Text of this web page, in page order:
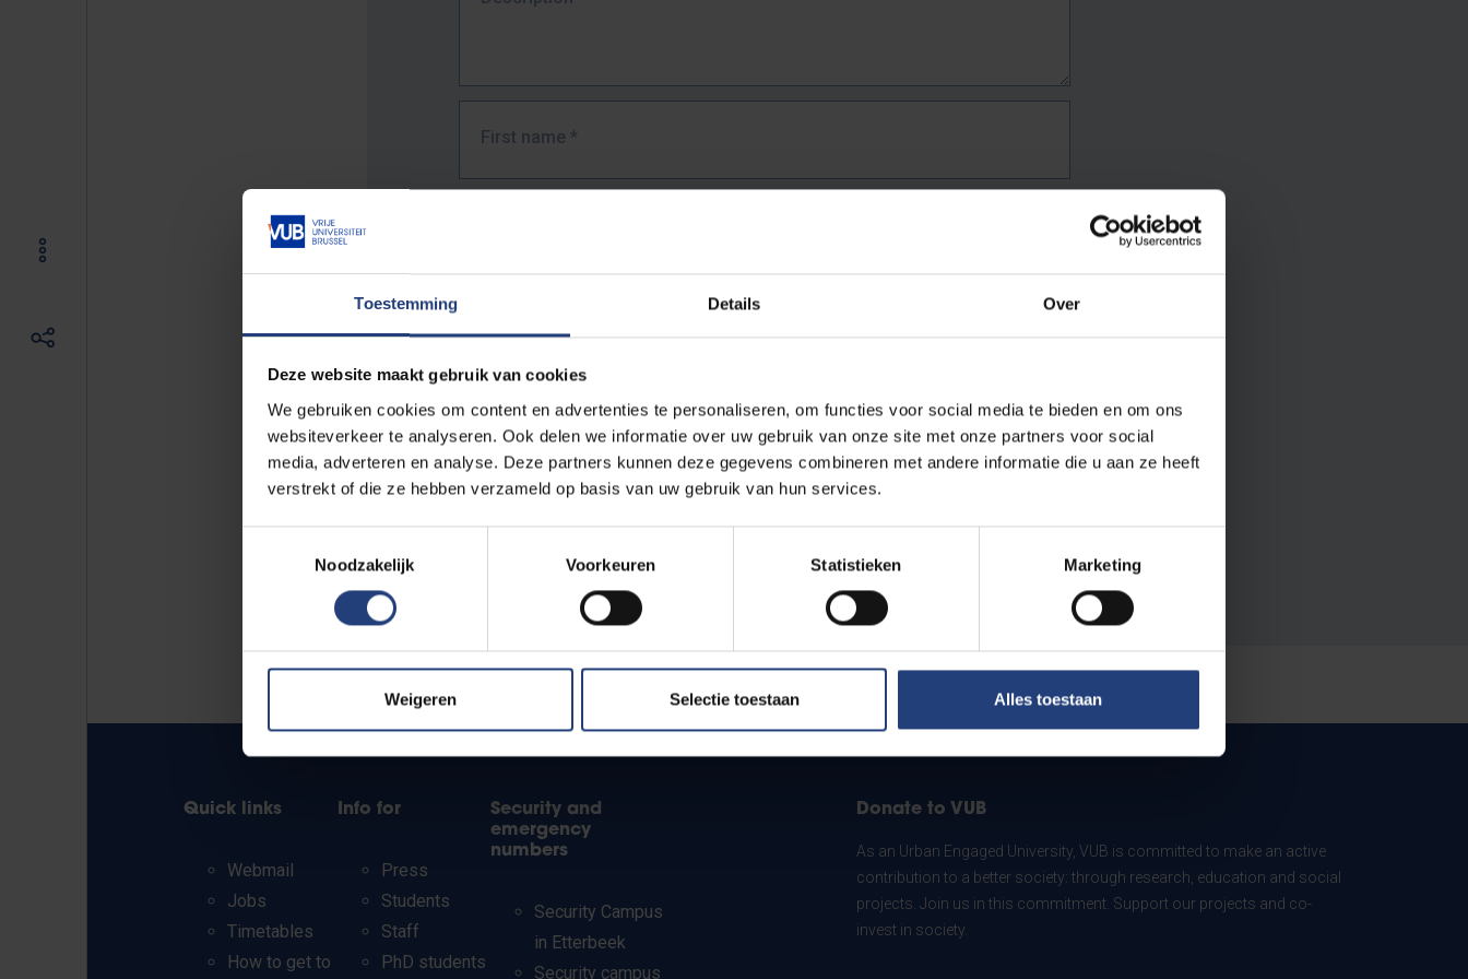
Toestemming Details Over
Deze website maakt gebruik van cookies
We gebruiken cookies om content en advertenties te personaliseren, om functies voor social media te bieden en om ons
websiteverkeer te analyseren. Ook delen we informatie over uw gebruik van onze site met onze partners voor social
media, adverteren en analyse. Deze partners kunnen deze gegevens combineren met andere informatie die u aan ze heeft
verstrekt of die ze hebben verzameld op basis van uw gebruik van hun services.
Noodzakelijk
Voorkeuren Statistieken Marketing
Weigeren Selectie toestaan Alles toestaan
First name *
The full URL of the page where you encountered the error.
E.g. https://www.vub.be/nl/studeren-aan-de-vub/alle-opleidingen
Quick links
Webmail
Jobs
Timetables
How to get to
Info for
Press
Students
Staff
PhD students
Security and
emergency
numbers
Security Campus
in Etterbeek
Security campus
Donate to VUB
As an Urban Engaged University, VUB is committed to make an active
contribution to a better society: through research, education and social
projects. Join us in this commitment. Support our projects and co-
invest in society.